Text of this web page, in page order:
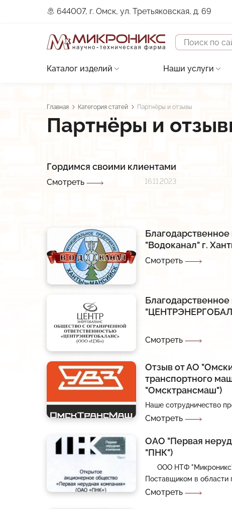
644007, г. Омск, ул. Третьяковская, д. 69
Поиск
Основная
Каталог изделий
Датчики
Контроллеры
Прочие изделия
В разработке
Снято с производства
Импортозамещение
Прайс
Наши услуги
Строительно-
Сервисное
Разработка
Разработка
Строка
навигации
Главная Категория статей Партнёры и отзывы
Партнёры и
Гордимся своими клиентами
Смотреть 16.11.2023
"Водоканал" г.
Смотреть
Смотреть
Отзыв от АО
транспортного
"Омсктрансмаш")
Наше сотрудничество
Смотреть
ОАО "Первая
"ПНК")
ООО НТФ "Микроникс"
Поставщиком в области
Смотреть